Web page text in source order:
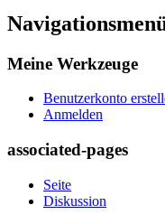
Meine Werkzeuge
Benutzerkonto
Anmelden
associated-pages
Seite
Diskussion